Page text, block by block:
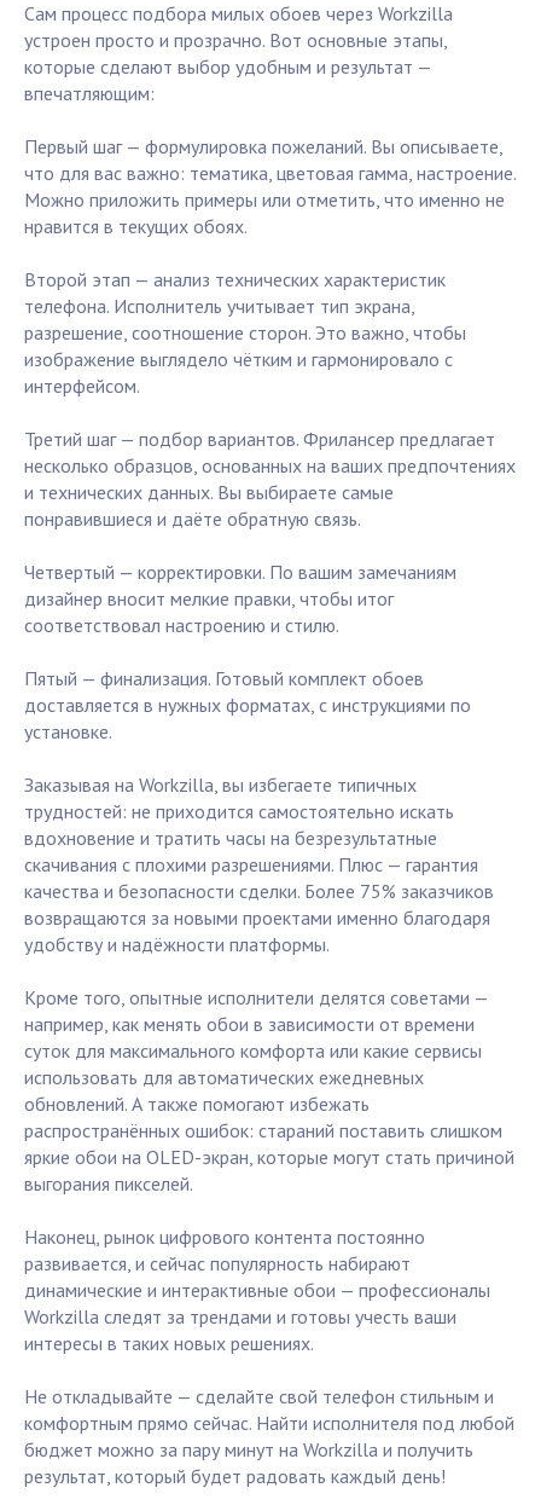
Сам процесс подбора милых обоев через Workzilla
устроен просто и прозрачно. Вот основные этапы,
которые сделают выбор удобным и результат —
впечатляющим:
Первый шаг — формулировка пожеланий. Вы описываете,
что для вас важно: тематика, цветовая гамма, настроение.
Можно приложить примеры или отметить, что именно не
нравится в текущих обоях.
Второй этап — анализ технических характеристик
телефона. Исполнитель учитывает тип экрана,
разрешение, соотношение сторон. Это важно, чтобы
изображение выглядело чётким и гармонировало с
интерфейсом.
Третий шаг — подбор вариантов. Фрилансер предлагает
несколько образцов, основанных на ваших предпочтениях
и технических данных. Вы выбираете самые
понравившиеся и даёте обратную связь.
Четвертый — корректировки. По вашим замечаниям
дизайнер вносит мелкие правки, чтобы итог
соответствовал настроению и стилю.
Пятый — финализация. Готовый комплект обоев
доставляется в нужных форматах, с инструкциями по
установке.
Заказывая на Workzilla, вы избегаете типичных
трудностей: не приходится самостоятельно искать
вдохновение и тратить часы на безрезультатные
скачивания с плохими разрешениями. Плюс — гарантия
качества и безопасности сделки. Более 75% заказчиков
возвращаются за новыми проектами именно благодаря
удобству и надёжности платформы.
Кроме того, опытные исполнители делятся советами —
например, как менять обои в зависимости от времени
суток для максимального комфорта или какие сервисы
использовать для автоматических ежедневных
обновлений. А также помогают избежать
распространённых ошибок: стараний поставить слишком
яркие обои на OLED-экран, которые могут стать причиной
выгорания пикселей.
Наконец, рынок цифрового контента постоянно
развивается, и сейчас популярность набирают
динамические и интерактивные обои — профессионалы
Workzilla следят за трендами и готовы учесть ваши
интересы в таких новых решениях.
Не откладывайте — сделайте свой телефон стильным и
комфортным прямо сейчас. Найти исполнителя под любой
бюджет можно за пару минут на Workzilla и получить
результат, который будет радовать каждый день!